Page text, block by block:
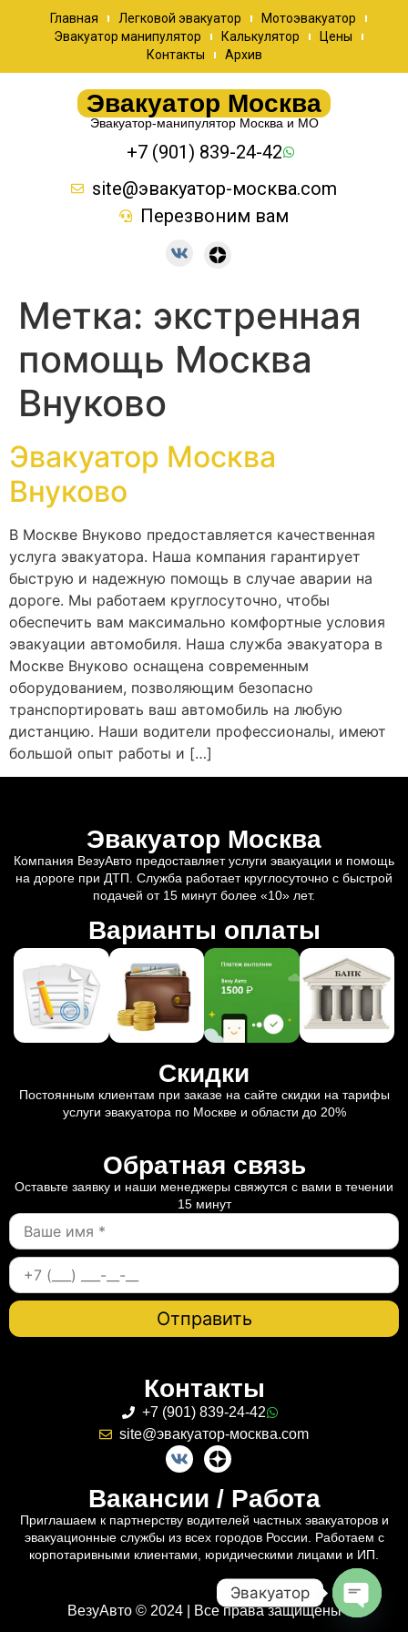
Главная Легковой эвакуатор
Мотоэвакуатор
Эвакуатор манипулятор
Калькулятор
Цены
Контакты
Архив
Эвакуатор Москва
Эвакуатор-манипулятор Москва и МО
+7 (901) 839-24-42
site@эвакуатор-москва.com
Перезвоним вам
Метка: экстренная
помощь Москва
Внуково
Эвакуатор Москва
Внуково
В Москве Внуково предоставляется качественная
услуга эвакуатора. Наша компания гарантирует
быструю и надежную помощь в случае аварии на
дороге. Мы работаем круглосуточно, чтобы
обеспечить вам максимально комфортные условия
эвакуации автомобиля. Наша служба эвакуатора в
Москве Внуково оснащена современным
оборудованием, позволяющим безопасно
транспортировать ваш автомобиль на любую
дистанцию. Наши водители профессионалы, имеют
большой опыт работы и […]
Эвакуатор Москва
Компания ВезуАвто предоставляет услуги эвакуации и помощь
на дороге при ДТП. Служба работает круглосуточно с быстрой
подачей от 15 минут более «10» лет.
Варианты оплаты
Скидки
Постоянным клиентам при заказе на сайте скидки на тарифы
услуги эвакуатора по Москве и области до 20%
Обратная связь
Оставьте заявку и наши менеджеры свяжутся с вами в течении
15 минут
Контакты
+7 (901) 839-24-42
site@эвакуатор-москва.com
Вакансии / Работа
Приглашаем к партнерству водителей частных эвакуаторов и
эвакуационные службы из всех городов России. Работаем с
корпотаривными клиентами, юридическими лицами и ИП.
ВезуАвто © 2024 | Все права защищены
Эвакуатор